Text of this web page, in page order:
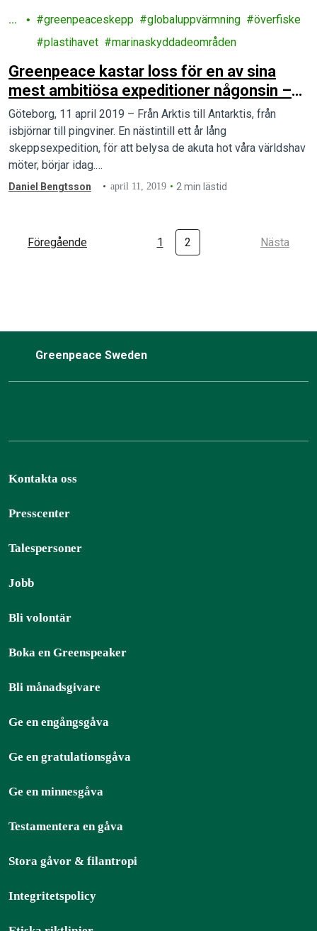
H
greenpeaceskepp globaluppvärmning
överfiske
plastihavet
marinaskyddadeområden
Greenpeace kastar loss för en av sina
mest ambitiösa expeditioner någonsin –
och den börjar i Sverige!
Göteborg, 11 april 2019 – Från Arktis till Antarktis, från
isbjörnar till pingviner. En nästintill ett år lång
skeppsexpedition, för att belysa de akuta hot våra världshav
möter, börjar idag.…
Daniel Bengtsson april 11, 2019 2 min lästid
Föregående 1 2 Nästa
Greenpeace Sweden
Kontakta oss
Presscenter
Talespersoner
Jobb
Bli volontär
Boka en Greenspeaker
Bli månadsgivare
Ge en engångsgåva
Ge en gratulationsgåva
Ge en minnesgåva
Testamentera en gåva
Stora gåvor & filantropi
Integritetspolicy